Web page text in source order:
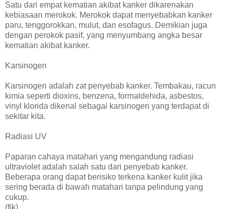
Satu dari empat kematian akibat kanker dikarenakan
kebiasaan merokok. Merokok dapat menyebabkan kanker
paru, tenggorokkan, mulut, dan esofagus. Demikian juga
dengan perokok pasif, yang menyumbang angka besar
kematian akibat kanker.
Karsinogen
Karsinogen adalah zat penyebab kanker. Tembakau, racun
kimia seperti dioxins, benzena, formaldehida, asbestos,
vinyl klorida dikenal sebagai karsinogen yang terdapat di
sekitar kita.
Radiasi UV
Paparan cahaya matahari yang mengandung radiasi
ultraviolet adalah salah satu dari penyebab kanker.
Beberapa orang dapat berisiko terkena kanker kulit jika
sering berada di bawah matahari tanpa pelindung yang
cukup.